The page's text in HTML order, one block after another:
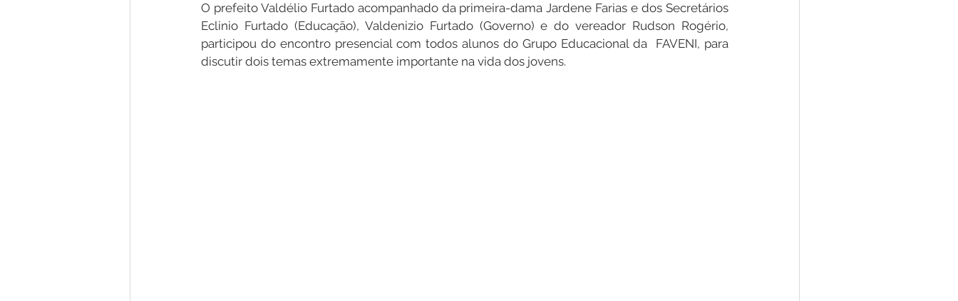
Nota de Pesar Campanhas Datas Comemorativas Dengue Convênios e Parcerias
O prefeito Valdélio Furtado acompanhado da primeira-dama Jardene Farias e dos Secretários
Eclinio Furtado (Educação), Valdenizio Furtado (Governo) e do vereador Rudson Rogério,
participou do encontro presencial com todos alunos do Grupo Educacional da  FAVENI, para
discutir dois temas extremamente importante na vida dos jovens.